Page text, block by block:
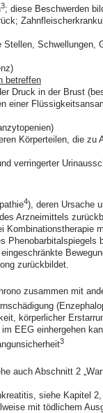
3; diese Beschwerden
Schwellungen,
betreffen
Druck in der Brust
einer
Körperteilen, die zu
verringerter
4), deren Ursache
Arzneimittels
Kombinationstherapie
Phenobarbitalspiegels
zurückbildet.
zusammen mit
körperlicher
EEG einhergehen
3
auch Abschnitt 2
siehe Kapitel
mit tödlichem